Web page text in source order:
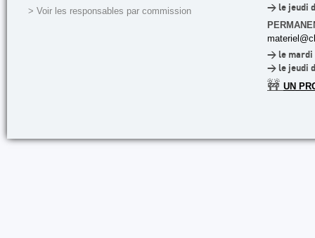
> Voir les responsables par commission
> le jeudi
> le mardi
> le jeudi
🚧 UN